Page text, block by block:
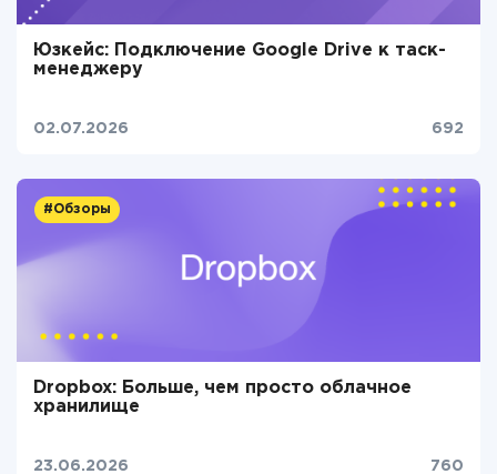
Юзкейс: Подключение Google Drive к таск-
менеджеру
02.07.2026 692
#Обзоры
Dropbox: Больше, чем просто облачное
хранилище
23.06.2026 760